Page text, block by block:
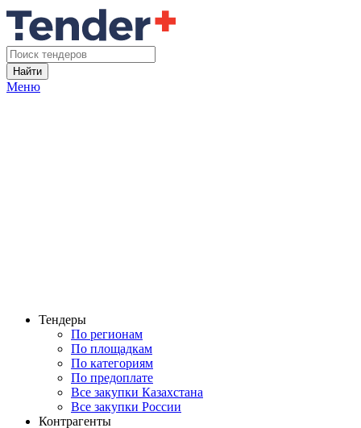
Найти
Меню
Тендеры
По регионам
По площадкам
По категориям
По предоплате
Все закупки Казахстана
Все закупки России
Контрагенты